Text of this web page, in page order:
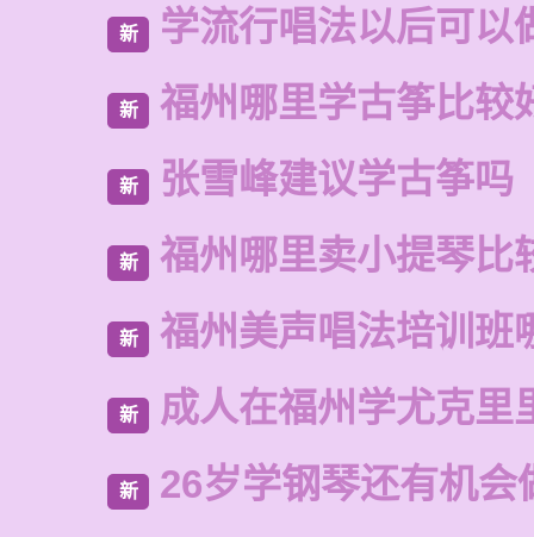
新 学流行唱法以后可以
新 福州哪里学古筝比较
新 张雪峰建议学古筝吗
新 福州哪里卖小提琴比
新 福州美声唱法培训班
新 成人在福州学尤克里
新 26岁学钢琴还有机会